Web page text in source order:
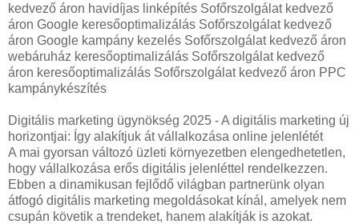
kedvező áron havidíjas linképítés Sofőrszolgálat kedvező
áron Google keresőoptimalizálás Sofőrszolgálat kedvező
áron Google kampány kezelés Sofőrszolgálat kedvező áron
webáruház keresőoptimalizálás Sofőrszolgálat kedvező
áron keresőoptimalizálás Sofőrszolgálat kedvező áron PPC
kampánykészítés
Digitális marketing ügynökség 2025 - A digitális marketing új
horizontjai: Így alakítjuk át vállalkozása online jelenlétét
A mai gyorsan változó üzleti környezetben elengedhetetlen,
hogy vállalkozása erős digitális jelenléttel rendelkezzen.
Ebben a dinamikusan fejlődő világban partnerünk olyan
átfogó digitális marketing megoldásokat kínál, amelyek nem
csupán követik a trendeket, hanem alakítják is azokat.